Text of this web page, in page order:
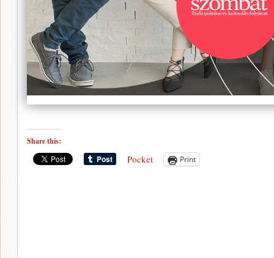
Share this:
Pocket Print